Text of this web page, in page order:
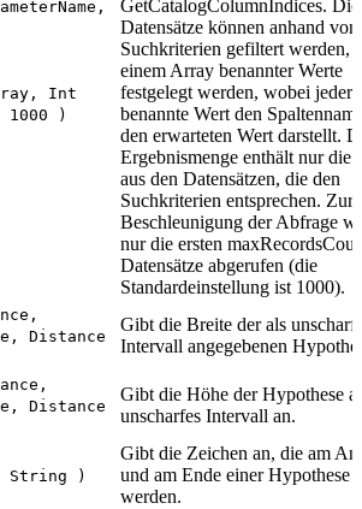
Int
1000 )
GetCatalogColumnIndices. Die
Datensätze können anhand von
Suchkriterien gefiltert werden,
einem Array benannter Werte
festgelegt werden, wobei jeder
benannte Wert den
den erwarteten Wert darstellt.
Ergebnismenge enthält nur die
aus den Datensätzen, die den
Suchkriterien entsprechen. Zur
Beschleunigung der Abfrage
nur die ersten
Datensätze abgerufen (die
Standardeinstellung ist 1000).
Distance
Gibt die Breite der als
Intervall angegebenen
Distance
Gibt die Höhe der Hypothese
unscharfes Intervall an.
String )
Gibt die Zeichen an, die am
und am Ende einer Hypothese
werden.